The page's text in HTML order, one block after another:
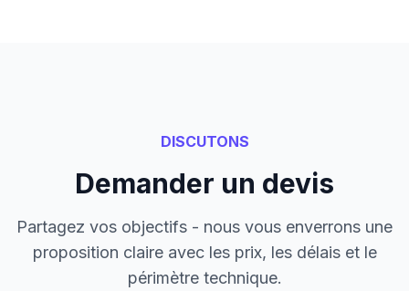
DISCUTONS
Demander un devis
Partagez vos objectifs - nous vous enverrons une
proposition claire avec les prix, les délais et le
périmètre technique.